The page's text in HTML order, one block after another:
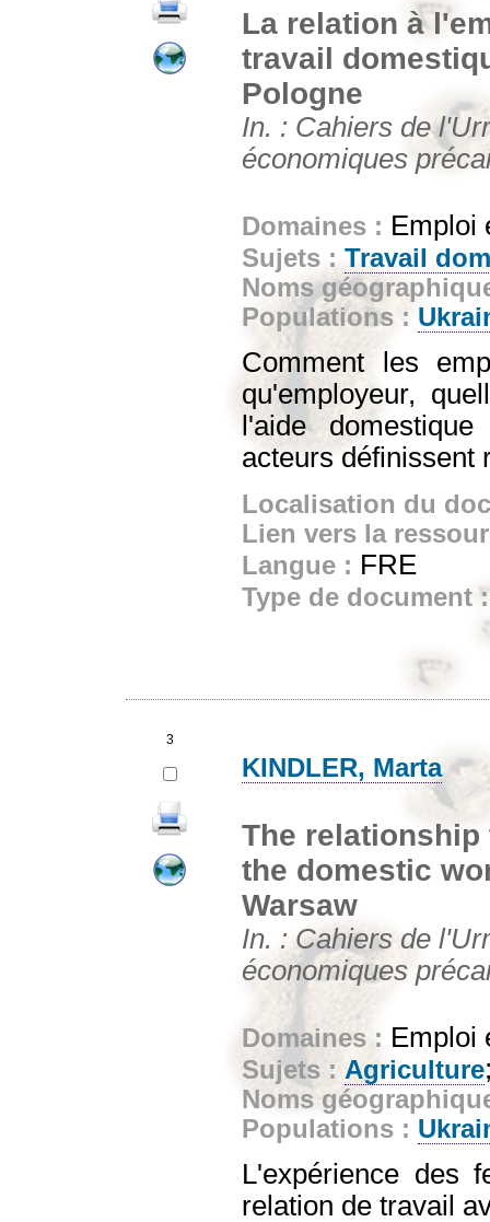
La relation à
travail
Pologne
In. : Cahiers de
économiques
Domaines : Emploi
Sujets : Travail
Noms
Populations :
Comment les
qu'employeur,
l'aide
acteurs définissent
Localisation du
Lien vers la
Langue : FRE
Type de document
3
KINDLER, Marta
The
the domestic
Warsaw
In. : Cahiers de
économiques
Domaines : Emploi
Sujets : Agriculture
Noms
Populations :
L'expérience des
relation de travail